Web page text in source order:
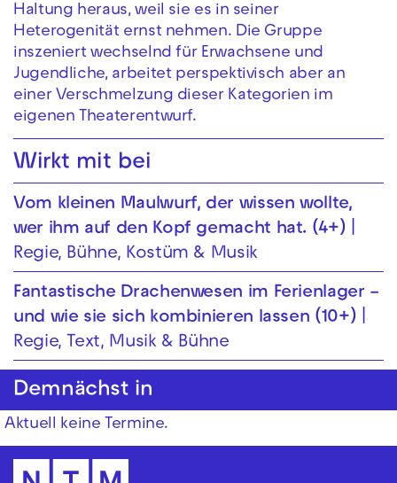
Haltung heraus, weil sie es in seiner
Heterogenität ernst nehmen. Die Gruppe
inszeniert wechselnd für Erwachsene und
Jugendliche, arbeitet perspektivisch aber an
einer Verschmelzung dieser Kategorien im
eigenen Theaterentwurf.
Wirkt mit bei
Vom kleinen Maul­wurf, der wissen wollte,
wer ihm auf den Kopf gemacht hat. (4+)
Regie, Bühne, Kostüm & Musik
Fantastische Drachenwesen im Ferienlager –
und wie sie sich kombinieren lassen (10+)
Regie, Text, Musik & Bühne
Demnächst in
Aktuell keine Termine.